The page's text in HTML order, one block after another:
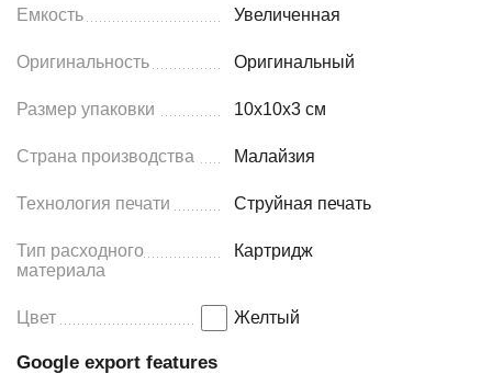
Емкость Увеличенная
Оригинальность Оригинальный
Размер упаковки 10x10x3 см
Страна производства Малайзия
Технология печати Струйная печать
Тип расходного
материала
Картридж
Цвет Желтый
Google export features